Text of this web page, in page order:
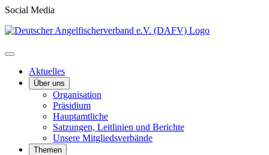
Social Media
Aktuelles
Über uns
Organisation
Präsidium
Hauptamtliche
Satzungen, Leitlinien und Berichte
Unsere Mitgliedsverbände
Themen